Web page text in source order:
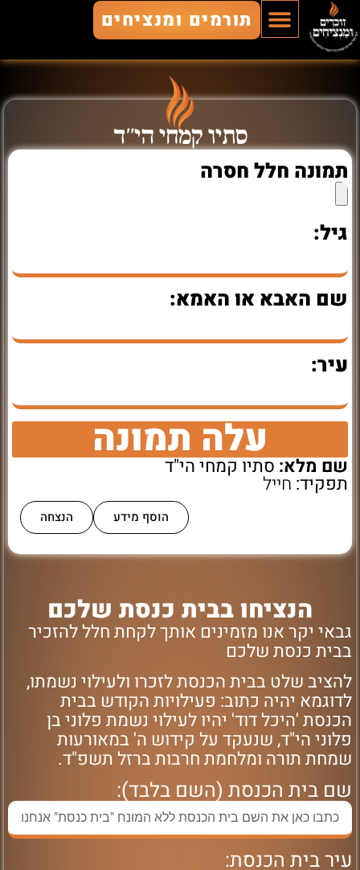
תורמים ומנציחים
סתיו קמחי הי"ד
תמונה חלל חסרה
גיל:
שם האבא או האמא:
עיר:
עלה תמונה
שם מלא:סתיו קמחי הי"ד
תפקיד: חייל
הוסף מידע הנצחה
הנציחו בבית כנסת שלכם
גבאי יקר אנו מזמינים אותך לקחת חלל להזכיר
בבית כנסת שלכם
להציב שלט בבית הכנסת לזכרו ולעילוי נשמתו,
לדוגמא יהיה כתוב: פעילויות הקודש בבית
הכנסת 'היכל דוד' יהיו לעילוי נשמת פלוני בן
פלוני הי"ד, שנעקד על קידוש ה' במאורעות
שמחת תורה ומלחמת חרבות ברזל תשפ"ד.
שם בית הכנסת (השם בלבד):
עיר בית הכנסת: